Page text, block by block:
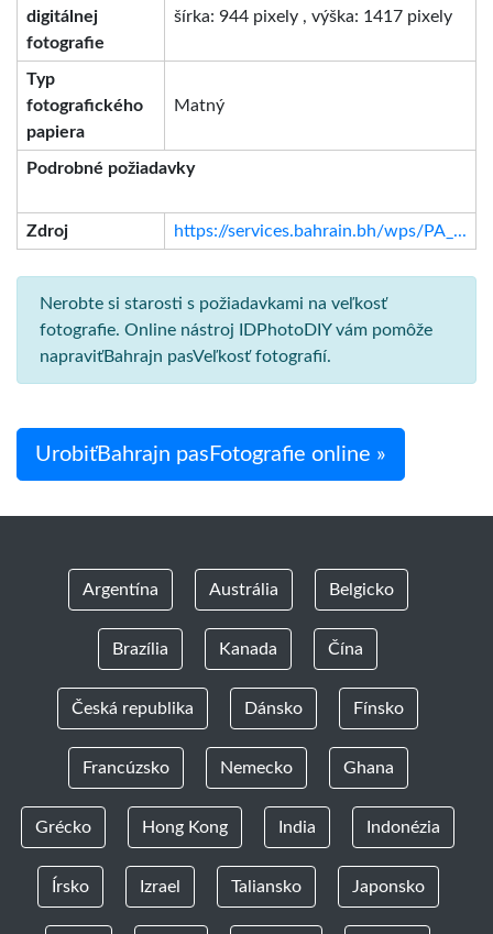
digitálnej
fotografie
šírka: 944 pixely , výška: 1417 pixely
Typ
fotografického
papiera
Matný
Podrobné požiadavky
Zdroj https://services.bahrain.bh/wps/PA_...
Nerobte si starosti s požiadavkami na veľkosť
fotografie. Online nástroj IDPhotoDIY vám pomôže
napraviťBahrajn pasVeľkosť fotografií.
UrobiťBahrajn pasFotografie online »
Argentína Austrália Belgicko
Brazília Kanada Čína
Česká republika Dánsko Fínsko
Francúzsko Nemecko Ghana
Grécko Hong Kong India Indonézia
Írsko Izrael Taliansko Japonsko